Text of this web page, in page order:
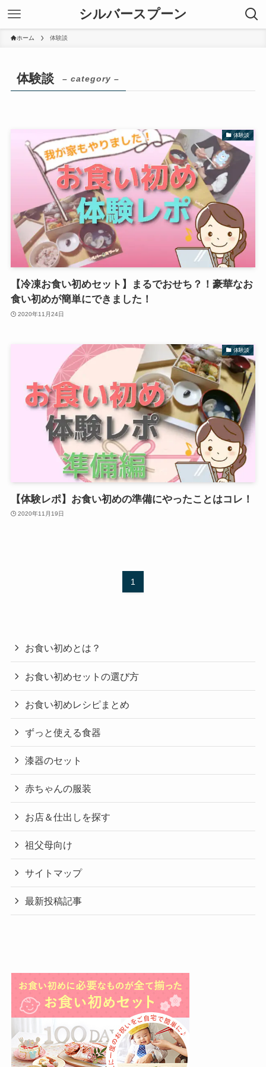
シルバースプーン
ホーム 体験談
体験談 – category –
体験談
【冷凍お食い初めセット】まるでおせち？！豪華なお
食い初めが簡単にできました！
2020年11月24日
体験談
【体験レポ】お食い初めの準備にやったことはコレ！
2020年11月19日
1
お食い初めとは？
お食い初めセットの選び方
お食い初めレシピまとめ
ずっと使える食器
漆器のセット
赤ちゃんの服装
お店＆仕出しを探す
祖父母向け
サイトマップ
最新投稿記事